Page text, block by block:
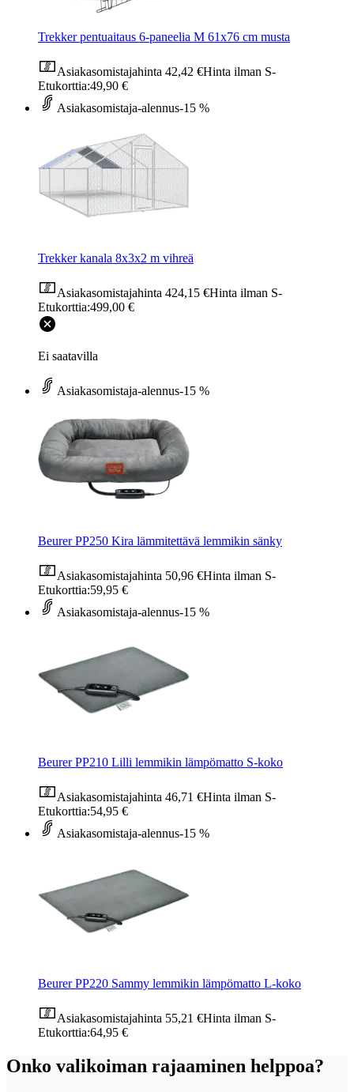
Trekker pentuaitaus 6-paneelia M 61x76 cm musta
Asiakasomistajahinta 42,42 €Hinta ilman S-
Etukorttia:49,90 €
Asiakasomistaja-alennus-15 %
Trekker kanala 8x3x2 m vihreä
Asiakasomistajahinta 424,15 €Hinta ilman S-
Etukorttia:499,00 €
Ei saatavilla
Asiakasomistaja-alennus-15 %
Beurer PP250 Kira lämmitettävä lemmikin sänky
Asiakasomistajahinta 50,96 €Hinta ilman S-
Etukorttia:59,95 €
Asiakasomistaja-alennus-15 %
Beurer PP210 Lilli lemmikin lämpömatto S-koko
Asiakasomistajahinta 46,71 €Hinta ilman S-
Etukorttia:54,95 €
Asiakasomistaja-alennus-15 %
Beurer PP220 Sammy lemmikin lämpömatto L-koko
Asiakasomistajahinta 55,21 €Hinta ilman S-
Etukorttia:64,95 €
Onko valikoiman rajaaminen helppoa?